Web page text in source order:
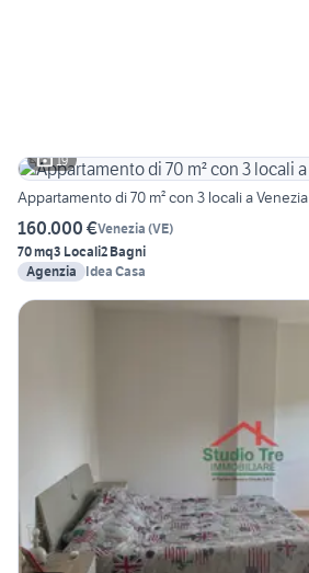
19
Appartamento di 70 m² con 3 locali a Venezia
160.000 €Venezia (VE)
70 mq3 Locali2 Bagni
Agenzia
Idea Casa